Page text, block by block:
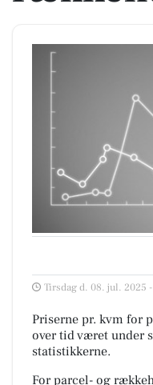
Tirsdag d. 08. jul. 2025
Priserne pr. kvm for
over tid været under
statistikkerne.
For parcel- og